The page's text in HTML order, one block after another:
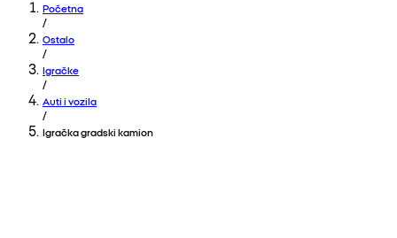
Početna
/
Ostalo
/
Igračke
/
Auti i vozila
/
Igračka gradski kamion